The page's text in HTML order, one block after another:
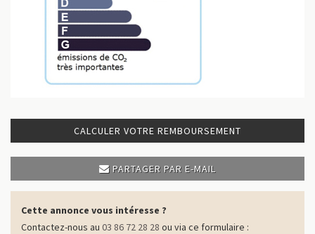
CALCULER VOTRE REMBOURSEMENT
PARTAGER PAR E-MAIL
Cette annonce vous intéresse ?
Contactez-nous au 03 86 72 28 28 ou via ce formulaire :